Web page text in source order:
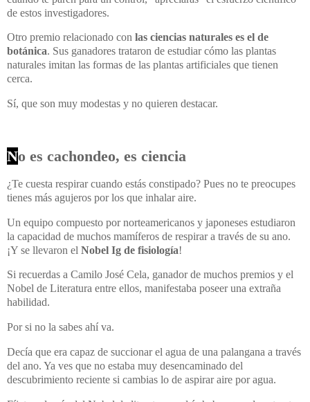
de estos investigadores.
Otro premio relacionado con las ciencias naturales es el de
botánica. Sus ganadores trataron de estudiar cómo las plantas
naturales imitan las formas de las plantas artificiales que tienen
cerca.
Sí, que son muy modestas y no quieren destacar.
No es cachondeo, es ciencia
¿Te cuesta respirar cuando estás constipado? Pues no te preocupes
tienes más agujeros por los que inhalar aire.
Un equipo compuesto por norteamericanos y japoneses estudiaron
la capacidad de muchos mamíferos de respirar a través de su ano.
¡Y se llevaron el Nobel Ig de fisiología!
Si recuerdas a Camilo José Cela, ganador de muchos premios y el
Nobel de Literatura entre ellos, manifestaba poseer una extraña
habilidad.
Por si no la sabes ahí va.
Decía que era capaz de succionar el agua de una palangana a través
del ano. Ya ves que no estaba muy desencaminado del
descubrimiento reciente si cambias lo de aspirar aire por agua.